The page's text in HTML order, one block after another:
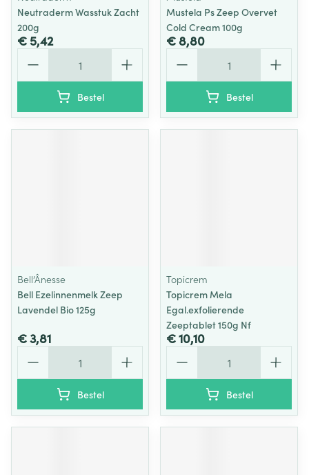
Neutraderm Wasstuk Zacht
200g
€ 5,42
Bestel
Mustela Ps Zeep Overvet
Cold Cream 100g
€ 8,80
Bestel
Bell’Ânesse
Bell Ezelinnenmelk Zeep
Lavendel Bio 125g
€ 3,81
Bestel
Topicrem
Topicrem Mela
Egal.exfolierende
Zeeptablet 150g Nf
€ 10,10
Bestel